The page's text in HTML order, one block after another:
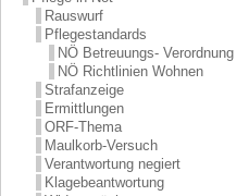
Rauswurf
Pflegestandards
NÖ Betreuungs- Verordnung
NÖ Richtlinien Wohnen
Strafanzeige
Ermittlungen
ORF-Thema
Maulkorb-Versuch
Verantwortung negiert
Klagebeantwortung